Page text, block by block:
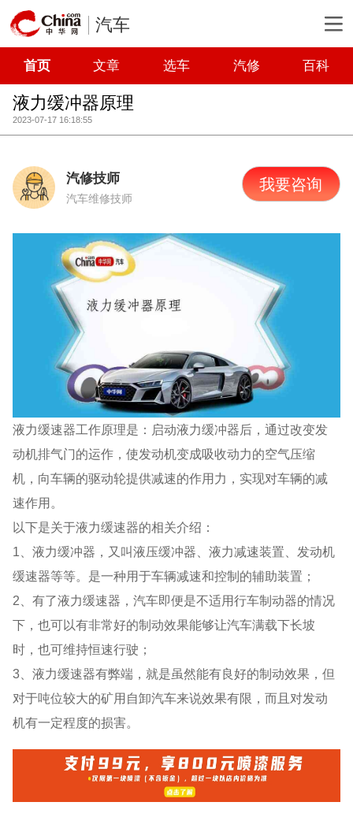
汽车
首页 文章 选车 汽修 百科
液力缓冲器原理
2023-07-17 16:18:55
汽修技师
汽车维修技师
我要咨询
液力缓速器工作原理是：启动液力缓冲器后，通过改变发
动机排气门的运作，使发动机变成吸收动力的空气压缩
机，向车辆的驱动轮提供减速的作用力，实现对车辆的减
速作用。
以下是关于液力缓速器的相关介绍：
1、液力缓冲器，又叫液压缓冲器、液力减速装置、发动机
缓速器等等。是一种用于车辆减速和控制的辅助装置；
2、有了液力缓速器，汽车即便是不适用行车制动器的情况
下，也可以有非常好的制动效果能够让汽车满载下长坡
时，也可维持恒速行驶；
3、液力缓速器有弊端，就是虽然能有良好的制动效果，但
对于吨位较大的矿用自卸汽车来说效果有限，而且对发动
机有一定程度的损害。